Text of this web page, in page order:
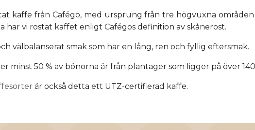
kaffe från Cafégo, med ursprung från tre högvuxna områden
har vi rostat kaffet enligt Cafégos definition av skånerost.
välbalanserat smak som har en lång, ren och fyllig eftersmak.
minst 50 % av bönorna är från plantager som ligger på över
är också detta ett UTZ-certifierad kaffe.